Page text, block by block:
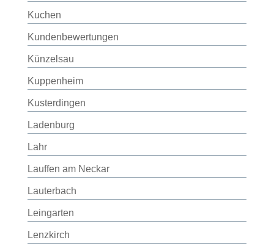
Kuchen
Kundenbewertungen
Künzelsau
Kuppenheim
Kusterdingen
Ladenburg
Lahr
Lauffen am Neckar
Lauterbach
Leingarten
Lenzkirch